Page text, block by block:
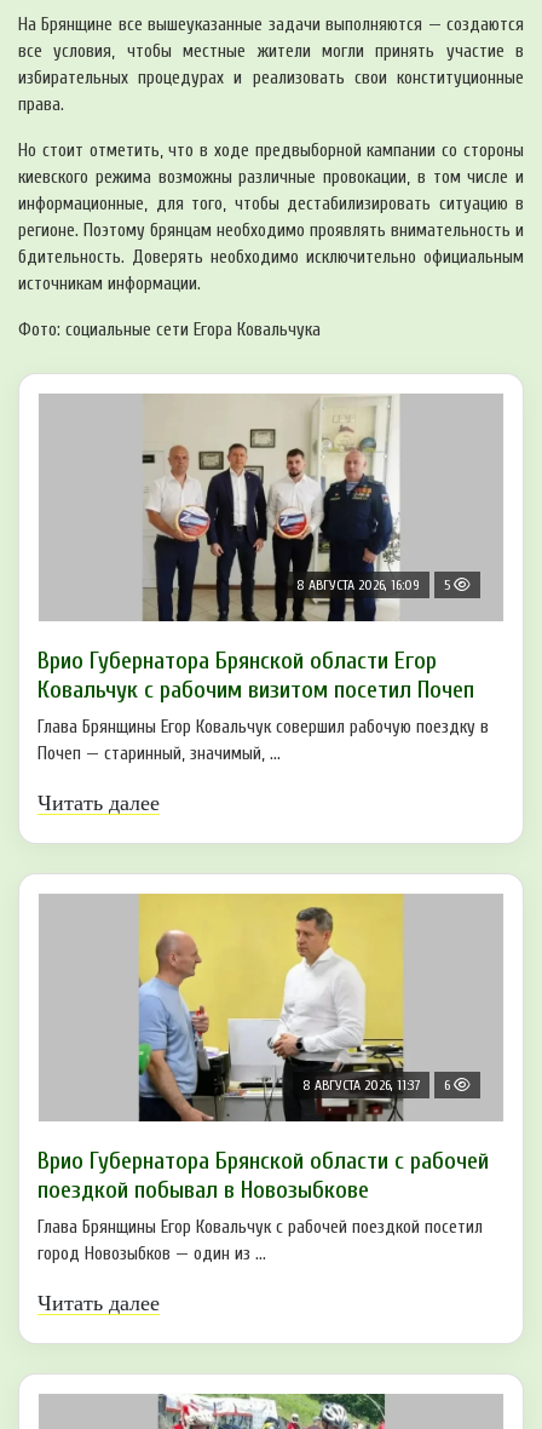
На Брянщине все вышеуказанные задачи выполняются — создаются
все условия, чтобы местные жители могли принять участие в
избирательных процедурах и реализовать свои конституционные
права.
Но стоит отметить, что в ходе предвыборной кампании со стороны
киевского режима возможны различные провокации, в том числе и
информационные, для того, чтобы дестабилизировать ситуацию в
регионе. Поэтому брянцам необходимо проявлять внимательность и
бдительность. Доверять необходимо исключительно официальным
источникам информации.
Фото: социальные сети Егора Ковальчука
8 АВГУСТА 2026, 16:09 5
Врио Губернатора Брянской области Егор
Ковальчук с рабочим визитом посетил Почеп
Глава Брянщины Егор Ковальчук совершил рабочую поездку в
Почеп — старинный, значимый, ...
Читать далее
8 АВГУСТА 2026, 11:37 6
Врио Губернатора Брянской области с рабочей
поездкой побывал в Новозыбкове
Глава Брянщины Егор Ковальчук с рабочей поездкой посетил
город Новозыбков — один из ...
Читать далее